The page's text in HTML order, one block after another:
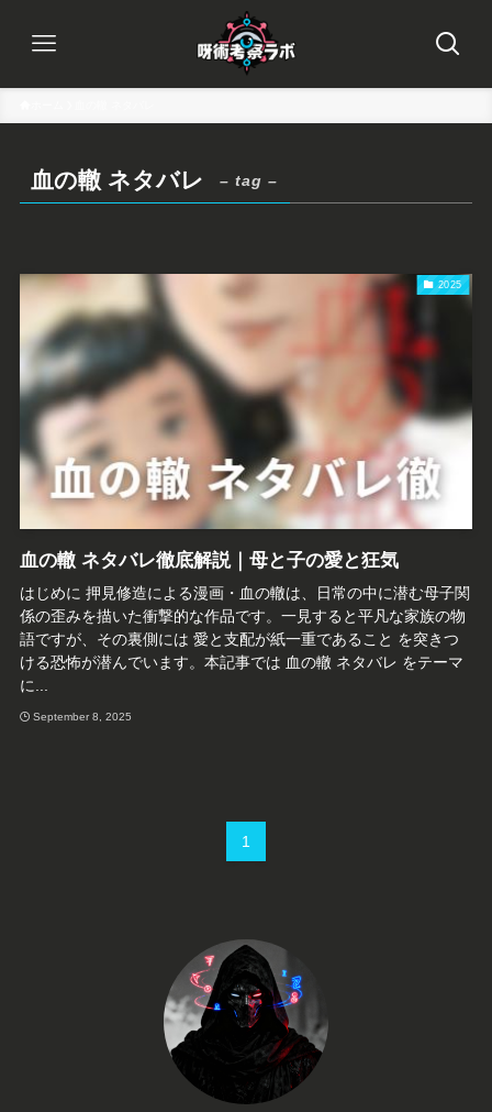
血の轍 ネタバレ – tag –
2025
血の轍 ネタバレ徹底解説｜母と子の愛と狂気
はじめに 押見修造による漫画・血の轍は、日常の中に潜む母子関
係の歪みを描いた衝撃的な作品です。一見すると平凡な家族の物
語ですが、その裏側には 愛と支配が紙一重であること を突きつ
ける恐怖が潜んでいます。本記事では 血の轍 ネタバレ をテーマ
に...
September 8, 2025
1